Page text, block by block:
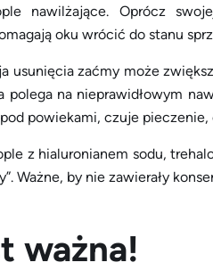
nawilżające. Oprócz
oku wrócić do stanu
usunięcia zaćmy może
polega na nieprawidłowym
powiekami, czuje pieczenie,
z hialuronianem sodu,
Ważne, by nie zawierały
ważna!